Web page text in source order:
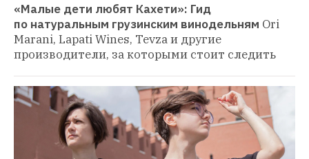
«Малые дети любят Кахети»: Гид
по натуральным грузинским винодельням Ori
Marani, Lapati Wines, Tevza и другие
производители, за которыми стоит следить